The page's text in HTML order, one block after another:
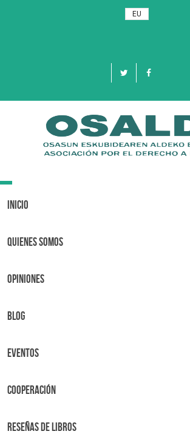
EU
Toggle
Inicio
Quienes Somos
OPINIONES
BLOG
Eventos
Cooperación
Reseñas de libros